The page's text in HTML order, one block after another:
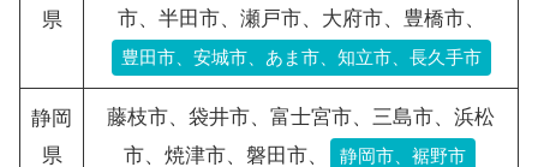
県
市、半田市、瀬戸市、大府市、豊橋市、
豊田市、安城市、あま市、知立市、長久手市
静岡
県
藤枝市、袋井市、富士宮市、三島市、浜松
市、焼津市、磐田市、
静岡市、裾野市